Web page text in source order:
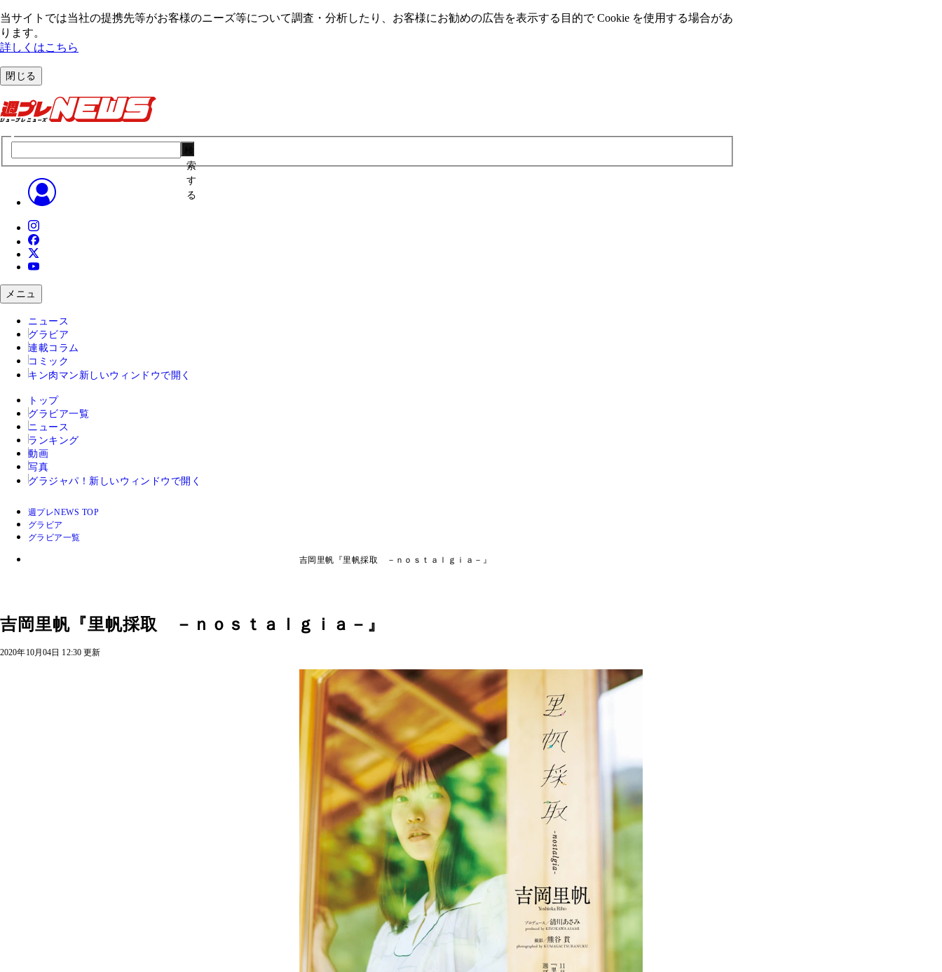
当サイトでは当社の提携先等がお客様のニーズ等について調査・分析したり、お客様にお勧めの広告を表⽰する⽬的で Cookie を使⽤する場合があ
ります。
詳しくはこちら
閉じる
索
す
る
メニュ
ニュース
グラビア
連載コラム
コミック
キン肉マン 新しいウィンドウで開く
トップ
グラビア一覧
ニュース
ランキング
動画
写真
グラジャパ！ 新しいウィンドウで開く
週プレNEWS TOP
グラビア
グラビア一覧
吉岡里帆『里帆採取 －ｎｏｓｔａｌｇｉａ－』
吉岡里帆『里帆採取 －ｎｏｓｔａｌｇｉａ－』
2020年10月04日 12:30 更新